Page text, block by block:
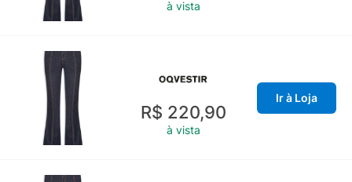
à vista
R$ 220,90
à vista
Ir à Loja